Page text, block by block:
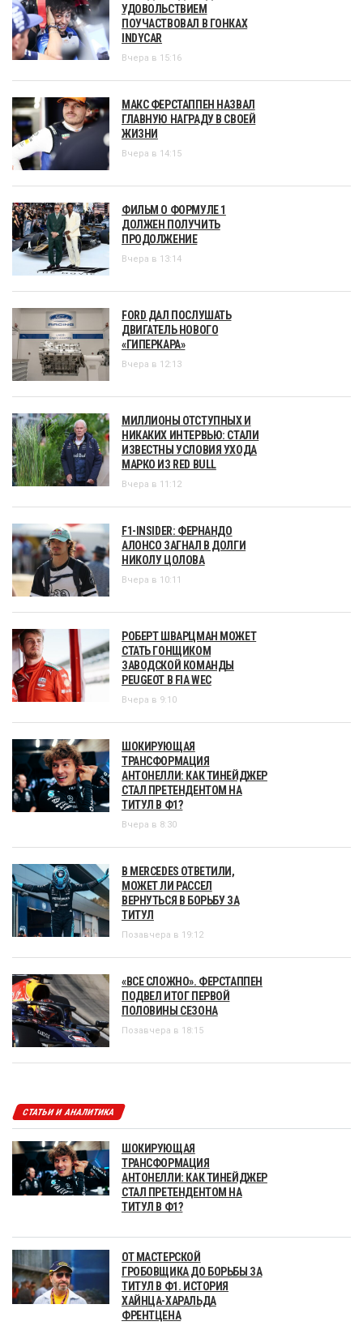
УДОВОЛЬСТВИЕМ
ПОУЧАСТВОВАЛ В ГОНКАХ
INDYCAR
Вчера в 15:16
МАКС ФЕРСТАППЕН НАЗВАЛ
ГЛАВНУЮ НАГРАДУ В СВОЕЙ
ЖИЗНИ
Вчера в 14:15
ФИЛЬМ О ФОРМУЛЕ 1
ДОЛЖЕН ПОЛУЧИТЬ
ПРОДОЛЖЕНИЕ
Вчера в 13:14
FORD ДАЛ ПОСЛУШАТЬ
ДВИГАТЕЛЬ НОВОГО
«ГИПЕРКАРА»
Вчера в 12:13
МИЛЛИОНЫ ОТСТУПНЫХ И
НИКАКИХ ИНТЕРВЬЮ: СТАЛИ
ИЗВЕСТНЫ УСЛОВИЯ УХОДА
МАРКО ИЗ RED BULL
Вчера в 11:12
F1-INSIDER: ФЕРНАНДО
АЛОНСО ЗАГНАЛ В ДОЛГИ
НИКОЛУ ЦОЛОВА
Вчера в 10:11
РОБЕРТ ШВАРЦМАН МОЖЕТ
СТАТЬ ГОНЩИКОМ
ЗАВОДСКОЙ КОМАНДЫ
PEUGEOT В FIA WEC
Вчера в 9:10
ШОКИРУЮЩАЯ
ТРАНСФОРМАЦИЯ
АНТОНЕЛЛИ: КАК ТИНЕЙДЖЕР
СТАЛ ПРЕТЕНДЕНТОМ НА
ТИТУЛ В Ф1?
Вчера в 8:30
В MERCEDES ОТВЕТИЛИ,
МОЖЕТ ЛИ РАССЕЛ
ВЕРНУТЬСЯ В БОРЬБУ ЗА
ТИТУЛ
Позавчера в 19:12
«ВСЕ СЛОЖНО». ФЕРСТАППЕН
ПОДВЕЛ ИТОГ ПЕРВОЙ
ПОЛОВИНЫ СЕЗОНА
Позавчера в 18:15
СТАТЬИ И АНАЛИТИКА
ШОКИРУЮЩАЯ
ТРАНСФОРМАЦИЯ
АНТОНЕЛЛИ: КАК ТИНЕЙДЖЕР
СТАЛ ПРЕТЕНДЕНТОМ НА
ТИТУЛ В Ф1?
ОТ МАСТЕРСКОЙ
ГРОБОВЩИКА ДО БОРЬБЫ ЗА
ТИТУЛ В Ф1. ИСТОРИЯ
ХАЙНЦА-ХАРАЛЬДА
ФРЕНТЦЕНА